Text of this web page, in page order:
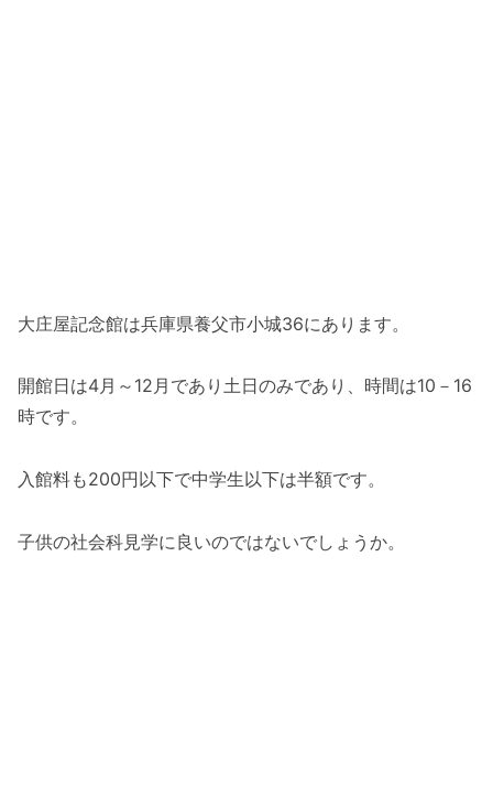
大庄屋記念館は兵庫県養父市小城36にあります。
開館日は4月～12月であり土日のみであり、時間は10－16
時です。
入館料も200円以下で中学生以下は半額です。
子供の社会科見学に良いのではないでしょうか。